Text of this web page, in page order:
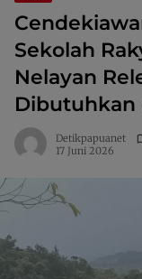
Sekolah
Nelayan
Dibutuhkan
Detikpapuanet
17 Juni 2026